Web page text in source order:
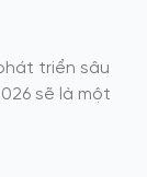
triển sâu
sẽ là một